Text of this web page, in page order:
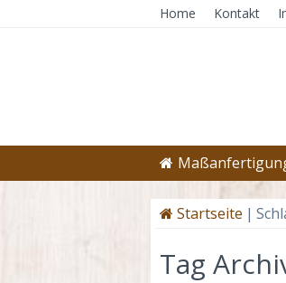
Home Kontakt
Startseite |
Tag